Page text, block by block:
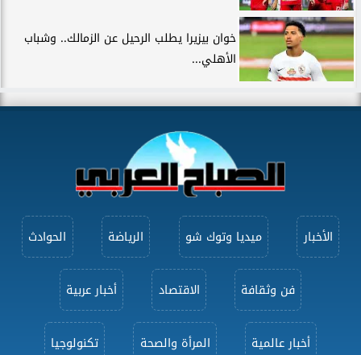
خوان بيزيرا يطلب الرحيل عن الزمالك.. وشباب
الأهلي...
الأخبار ميديا وتوك شو الرياضة الحوادث
فن وثقافة الاقتصاد أخبار عربية
أخبار عالمية المرأة والصحة تكنولوجيا